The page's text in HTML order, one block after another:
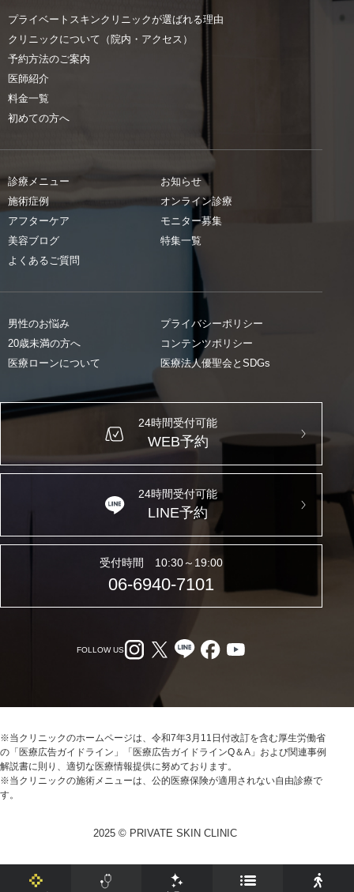
プライベートスキンクリニックが選ばれる理由
クリニックについて（院内・アクセス）
予約方法のご案内
医師紹介
料金一覧
初めての方へ
診療メニュー
施術症例
アフターケア
美容ブログ
よくあるご質問
お知らせ
オンライン診療
モニター募集
特集一覧
男性のお悩み
20歳未満の方へ
医療ローンについて
プライバシーポリシー
コンテンツポリシー
医療法人優聖会とSDGs
24時間受付可能
WEB予約
24時間受付可能
LINE予約
受付時間 10:30～19:00
06-6940-7101
FOLLOW US
※当クリニックのホームページは、令和7年3月11日付改訂を含む厚生労働省
の「医療広告ガイドライン」「医療広告ガイドラインQ＆A」および関連事例
解説書に則り、適切な医療情報提供に努めております。
※当クリニックの施術メニューは、公的医療保険が適用されない自由診療で
す。
2025 © PRIVATE SKIN CLINIC